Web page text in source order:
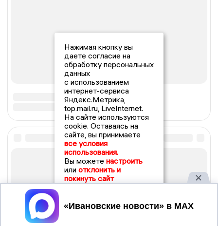
Нажимая кнопку вы
даете согласие на
обработку персональных
данных
с использованием
интернет-сервиса
Яндекс.Метрика,
top.mail.ru, LiveInternet.
На сайте используются
cookie. Оставаясь на
сайте, вы принимаете
все условия
использования.
Вы можете настроить
или отклонить и
покинуть сайт
Принять